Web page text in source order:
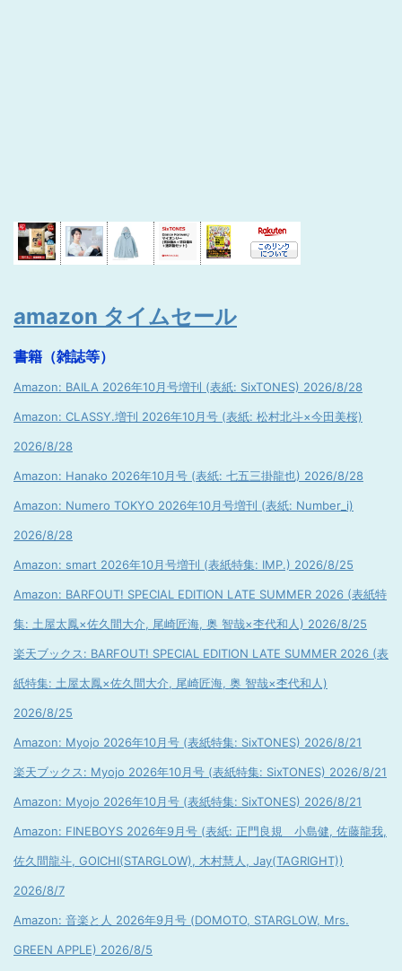
amazon タイムセール
書籍（雑誌等）
Amazon: BAILA 2026年10月号増刊 (表紙: SixTONES) 2026/8/28
Amazon: CLASSY.増刊 2026年10月号 (表紙: 松村北斗×今田美桜)
2026/8/28
Amazon: Hanako 2026年10月号 (表紙: 七五三掛龍也) 2026/8/28
Amazon: Numero TOKYO 2026年10月号増刊 (表紙: Number_i)
2026/8/28
Amazon: smart 2026年10月号増刊 (表紙特集: IMP.) 2026/8/25
Amazon: BARFOUT! SPECIAL EDITION LATE SUMMER 2026 (表紙特
集: 土屋太鳳×佐久間大介, 尾崎匠海, 奥 智哉×杢代和人) 2026/8/25
楽天ブックス: BARFOUT! SPECIAL EDITION LATE SUMMER 2026 (表
紙特集: 土屋太鳳×佐久間大介, 尾崎匠海, 奥 智哉×杢代和人)
2026/8/25
Amazon: Myojo 2026年10月号 (表紙特集: SixTONES) 2026/8/21
楽天ブックス: Myojo 2026年10月号 (表紙特集: SixTONES) 2026/8/21
Amazon: Myojo 2026年10月号 (表紙特集: SixTONES) 2026/8/21
Amazon: FINEBOYS 2026年9月号 (表紙: 正門良規 小島健, 佐藤龍我,
佐久間龍斗, GOICHI(STARGLOW), 木村慧人, Jay(TAGRIGHT))
2026/8/7
Amazon: 音楽と人 2026年9月号 (DOMOTO, STARGLOW, Mrs.
GREEN APPLE) 2026/8/5